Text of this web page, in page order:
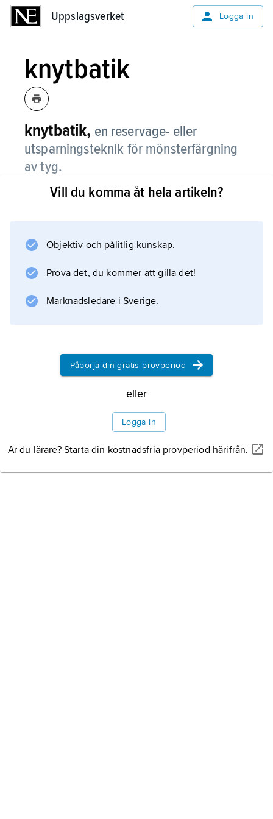
Uppslagsverket Logga in
knytbatik
knytbatik, en reservage- eller
utsparningsteknik för mönsterfärgning
av tyg.
Mönstret skyddas genom hård omknytning av
små veck bildas, och skarpa mönster
tyget. Tekniken fanns i det gamla Peru och
har utvecklats till mästerskap i
Information om artikeln
Vill du komma åt hela artikeln?
Objektiv och pålitlig kunskap.
Prova det, du kommer att gilla det!
Marknadsledare i Sverige.
Påbörja din gratis provperiod
eller
Logga in
Är du lärare? Starta din kostnadsfria provperiod härifrån.